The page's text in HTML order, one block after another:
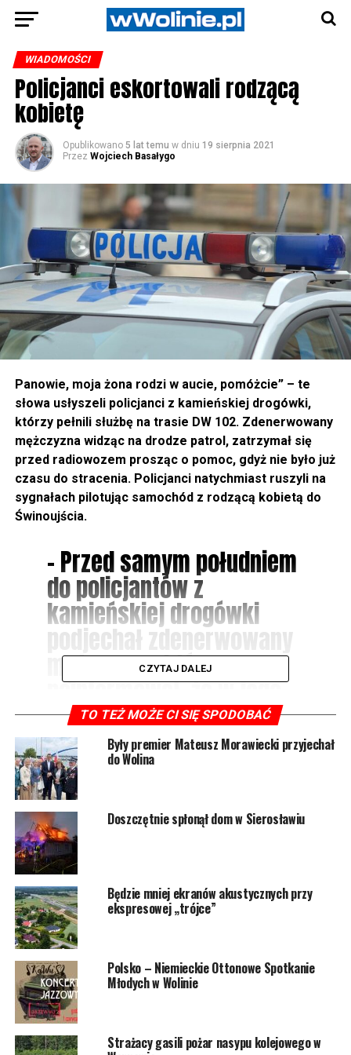
WIADOMOŚCI
Policjanci eskortowali rodzącą
kobietę
Opublikowano 5 lat temu w dniu 19 sierpnia 2021
Przez Wojciech Basałygo
Panowie, moja żona rodzi w aucie, pomóżcie” – te
słowa usłyszeli policjanci z kamieńskiej drogówki,
którzy pełnili służbę na trasie DW 102. Zdenerwowany
mężczyzna widząc na drodze patrol, zatrzymał się
przed radiowozem prosząc o pomoc, gdyż nie było już
czasu do stracenia. Policjanci natychmiast ruszyli na
sygnałach pilotując samochód z rodzącą kobietą do
Świnoujścia.
– Przed samym południem
do policjantów z
kamieńskiej drogówki
podjechał zdenerwowany
mężczyzna, który
poinformował, że w jego
samochodzie znajduje się
żona w zaawansowanej
ciąży. U kobiety właśnie
zaczęła się akcja
porodowa. W obawie o
życie i zdrowie swojej
żony oraz nienarodzonego
dziecka, poprosił
policjantów o eskortę, aby
jak najszybciej dostać się
do placówki medycznej –
informuje sierż. Katarzyna
Jasion z kamieńskiej
CZYTAJ DALEJ
TO TEŻ MOŻE CI SIĘ SPODOBAĆ
Były premier Mateusz Morawiecki przyjechał
do Wolina
Doszczętnie spłonął dom w Sierosławiu
Będzie mniej ekranów akustycznych przy
ekspresowej „trójce”
Polsko – Niemieckie Ottonowe Spotkanie
Młodych w Wolinie
Strażacy gasili pożar nasypu kolejowego w